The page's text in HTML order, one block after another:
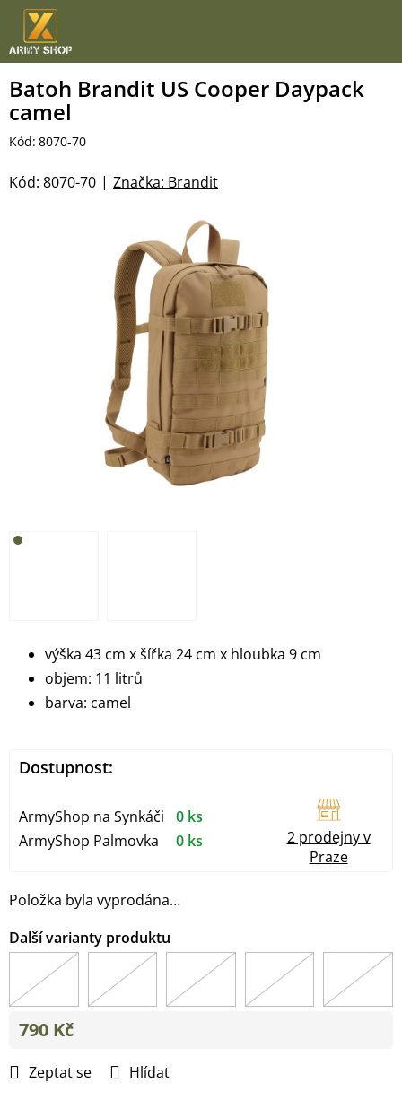
Přejít
obsah
Batoh Brandit US Cooper Daypack
camel
Kód: 8070-70
Značka: Brandit
Kód: 8070-70
Položka byla vyprodána…
výška 43 cm x šířka 24 cm x hloubka 9 cm
objem: 11 litrů
barva: camel
Zeptat se Hlídat
790 Kč
cena:
Dostupnost:
ArmyShop na Synkáči
0 ks
ArmyShop Palmovka
0 ks
2 prodejny v
Praze